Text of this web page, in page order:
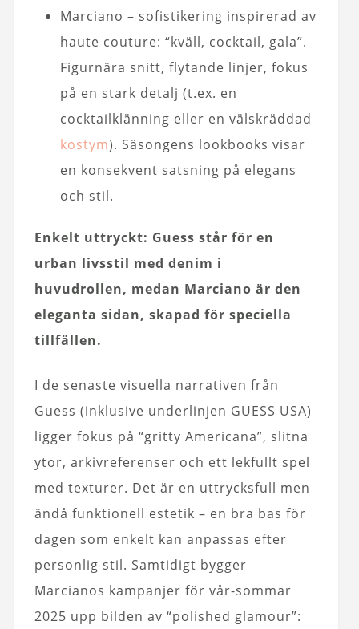
Marciano – sofistikering inspirerad av
haute couture: “kväll, cocktail, gala”.
Figurnära snitt, flytande linjer, fokus
på en stark detalj (t.ex. en
cocktailklänning eller en välskräddad
kostym). Säsongens lookbooks visar
en konsekvent satsning på elegans
och stil.
Enkelt uttryckt: Guess står för en
urban livsstil med denim i
huvudrollen, medan Marciano är den
eleganta sidan, skapad för speciella
tillfällen.
I de senaste visuella narrativen från
Guess (inklusive underlinjen GUESS USA)
ligger fokus på “gritty Americana”, slitna
ytor, arkivreferenser och ett lekfullt spel
med texturer. Det är en uttrycksfull men
ändå funktionell estetik – en bra bas för
dagen som enkelt kan anpassas efter
personlig stil. Samtidigt bygger
Marcianos kampanjer för vår-sommar
2025 upp bilden av “polished glamour”: